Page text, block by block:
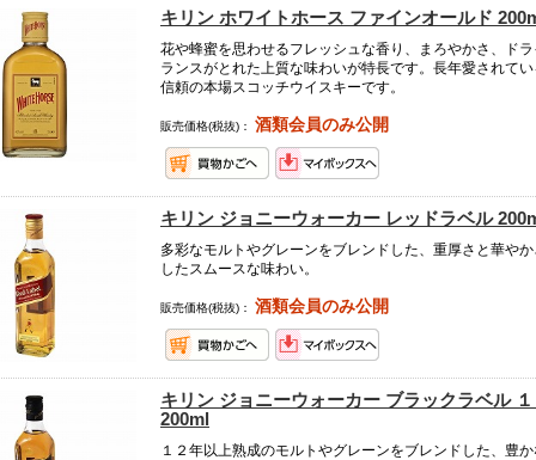
キリン ホワイトホース ファインオールド
花や蜂蜜を思わせるフレッシュな香り、まろやかさ、ド
ランスがとれた上質な味わいが特長です。長年愛されて
信頼の本場スコッチウイスキーです。
販売価格(税抜)： 酒類会員のみ公開
キリン ジョニーウォーカー レッドラベル
多彩なモルトやグレーンをブレンドした、重厚さと華や
したスムースな味わい。
販売価格(税抜)： 酒類会員のみ公開
キリン ジョニーウォーカー ブラックラベル
200ml
１２年以上熟成のモルトやグレーンをブレンドした、豊